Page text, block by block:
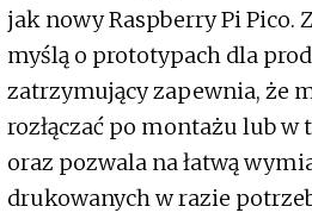
jak nowy Raspberry Pi Pico.
myślą o prototypach dla
zatrzymujący zapewnia, że
rozłączać po montażu lub
oraz pozwala na łatwą
drukowanych w razie